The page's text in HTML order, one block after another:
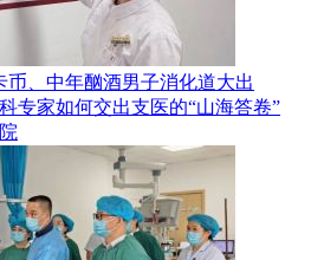
、中年酗酒男子消化道大出
家如何交出支医的“山海答卷”